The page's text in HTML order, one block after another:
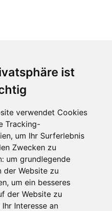
ist
verwendet Cookies
Tracking-
um Ihr Surferlebnis
Zwecken zu
um grundlegende
der Website zu
, um ein besseres
der Website zu
Ihr Interesse an